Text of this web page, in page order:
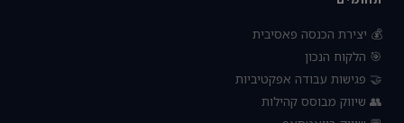
💰 יצירת הכנסה פאסיבית
🎯 הלקוח הנכון
🤝 פגישות עבודה אפקטיביות
👥 שיווק מבוסס קהילות